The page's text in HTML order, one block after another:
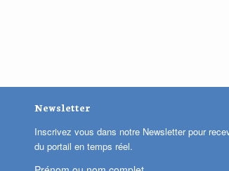
Newsletter
Inscrivez vous dans notre Newsletter pour
du portail en temps réel.